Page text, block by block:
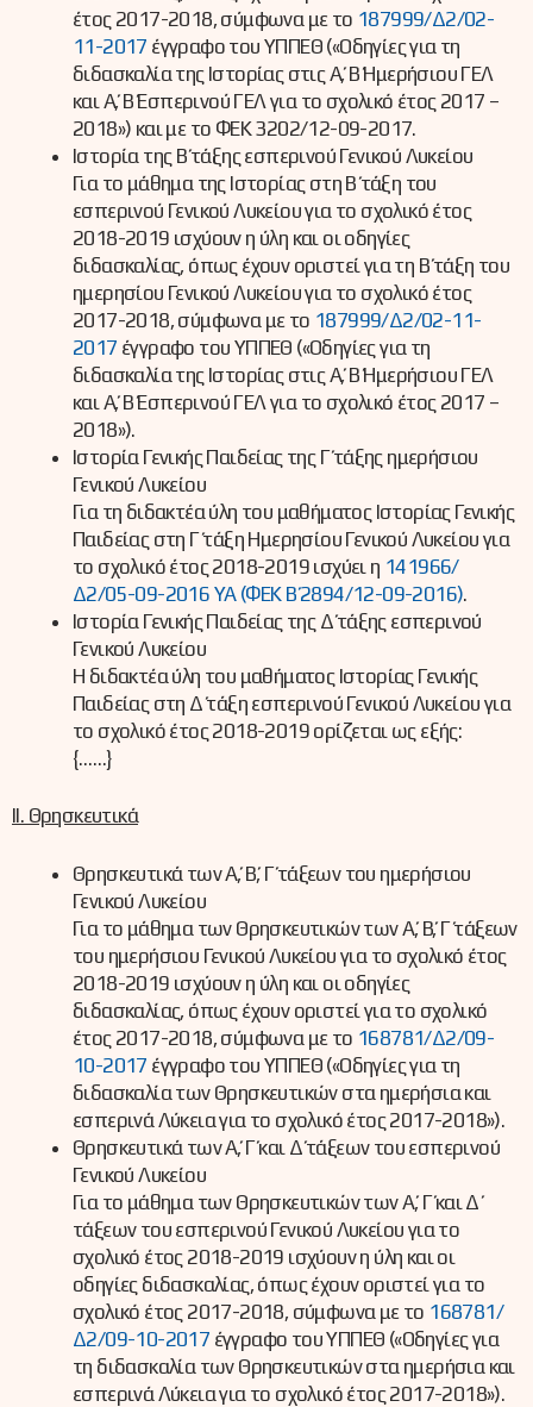
έτος 2017-2018, σύμφωνα με το 187999/Δ2/02-
11-2017 έγγραφο του ΥΠΠΕΘ («Οδηγίες για τη
διδασκαλία της Ιστορίας στις Α΄, Β΄ Ημερήσιου ΓΕΛ
και Α΄, Β΄ Εσπερινού ΓΕΛ για το σχολικό έτος 2017 –
2018») και με το ΦΕΚ 3202/12-09-2017.
Ιστορία της Β΄ τάξης εσπερινού Γενικού Λυκείου
Για το μάθημα της Ιστορίας στη Β΄ τάξη του
εσπερινού Γενικού Λυκείου για το σχολικό έτος
2018-2019 ισχύουν η ύλη και οι οδηγίες
διδασκαλίας, όπως έχουν οριστεί για τη Β΄ τάξη του
ημερησίου Γενικού Λυκείου για το σχολικό έτος
2017-2018, σύμφωνα με το 187999/Δ2/02-11-
2017 έγγραφο του ΥΠΠΕΘ («Οδηγίες για τη
διδασκαλία της Ιστορίας στις Α΄, Β΄ Ημερήσιου ΓΕΛ
και Α΄, Β΄ Εσπερινού ΓΕΛ για το σχολικό έτος 2017 –
2018»).
Ιστορία Γενικής Παιδείας της Γ΄ τάξης ημερήσιου
Γενικού Λυκείου
Για τη διδακτέα ύλη του μαθήματος Ιστορίας Γενικής
Παιδείας στη Γ΄ τάξη Ημερησίου Γενικού Λυκείου για
το σχολικό έτος 2018-2019 ισχύει η 141966/
Δ2/05-09-2016 ΥΑ (ΦΕΚ Β΄ 2894/12-09-2016).
Ιστορία Γενικής Παιδείας της Δ΄ τάξης εσπερινού
Γενικού Λυκείου
Η διδακτέα ύλη του μαθήματος Ιστορίας Γενικής
Παιδείας στη Δ΄ τάξη εσπερινού Γενικού Λυκείου για
το σχολικό έτος 2018-2019 ορίζεται ως εξής:
{……}
ΙΙ. Θρησκευτικά
Θρησκευτικά των Α΄, Β΄, Γ΄ τάξεων του ημερήσιου
Γενικού Λυκείου
Για το μάθημα των Θρησκευτικών των Α΄, Β΄, Γ΄ τάξεων
του ημερήσιου Γενικού Λυκείου για το σχολικό έτος
2018-2019 ισχύουν η ύλη και οι οδηγίες
διδασκαλίας, όπως έχουν οριστεί για το σχολικό
έτος 2017-2018, σύμφωνα με το 168781/Δ2/09-
10-2017 έγγραφο του ΥΠΠΕΘ («Οδηγίες για τη
διδασκαλία των Θρησκευτικών στα ημερήσια και
εσπερινά Λύκεια για το σχολικό έτος 2017-2018»).
Θρησκευτικά των Α΄, Γ΄ και Δ΄ τάξεων του εσπερινού
Γενικού Λυκείου
Για το μάθημα των Θρησκευτικών των Α΄, Γ΄ και Δ΄
τάξεων του εσπερινού Γενικού Λυκείου για το
σχολικό έτος 2018-2019 ισχύουν η ύλη και οι
οδηγίες διδασκαλίας, όπως έχουν οριστεί για το
σχολικό έτος 2017-2018, σύμφωνα με το 168781/
Δ2/09-10-2017 έγγραφο του ΥΠΠΕΘ («Οδηγίες για
τη διδασκαλία των Θρησκευτικών στα ημερήσια και
εσπερινά Λύκεια για το σχολικό έτος 2017-2018»).